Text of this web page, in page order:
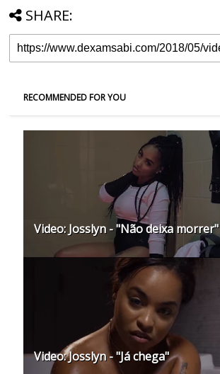
SHARE:
RECOMMENDED FOR YOU
Video: Josslyn - "Não deixa morrer"
Video: Josslyn - "Já chega"